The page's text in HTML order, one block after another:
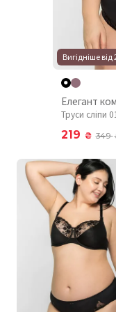
Вигідніше від
Елегант
Труси сліпи
219 ₴ 349